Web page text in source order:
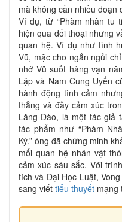
mà không cần nhiều đoạn
Ví dụ, từ “Phàm nhân tu
hiện qua đối thoại nhưng
quan hệ. Ví dụ như tình
Vũ, mặc cho ngắn ngủi
nhớ Vũ suốt hàng vạn
Lập và Nam Cung Uyển
hành động tình cảm
thẳng và đầy cảm xúc
Lăng Đào, là một tác giả
tác phẩm như “Phàm
Ký,” ông đã chứng minh
mối quan hệ nhân vật
cảm xúc sâu sắc. Với
tích và Đại Học Luật,
sang viết tiểu thuyết mạng